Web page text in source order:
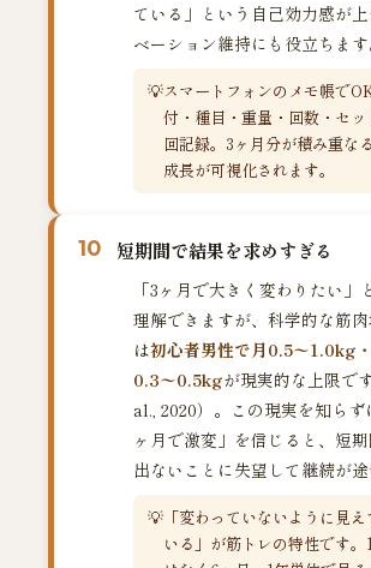
ている」という自己効力感が
ベーション維持にも役立ちます
スマートフォンのメモ帳で
付・種目・重量・回数・セ
回記録。3ヶ月分が積み重な
成長が可視化されます。
10 短期間で結果を求めすぎる
「3ヶ月で大きく変わりたい」
理解できますが、科学的な筋
は初心者男性で月0.5〜1.0kg
0.3〜0.5kgが現実的な上限で
al., 2020）。この現実を知らず
ヶ月で激変」を信じると、短
出ないことに失望して継続が途
「変わっていないように見
いる」が筋トレの特性です。